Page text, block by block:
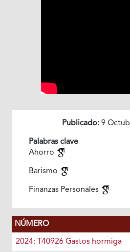
Publicado: 9
Palabras clave
Ahorro
Barismo
Finanzas Personales
NÚMERO
2024: T40926 Gastos hormiga